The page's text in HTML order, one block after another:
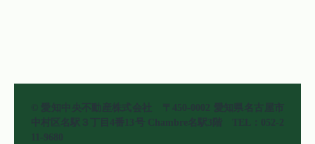
© 愛知中央不動産株式会社 〒450-0002 愛知県名古屋市
中村区名駅３丁目4番13号 Chambre名駅3階 TEL：052-2
11-9680